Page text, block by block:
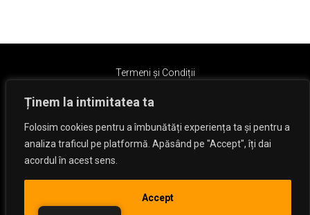
Ținem la intimitatea ta
Folosim cookies pentru a îmbunătăți experiența ta și pentru a
analiza traficul pe platformă. Apăsând pe "Accept", îți dai
acordul în acest sens.
Accept
Termeni și Condiții